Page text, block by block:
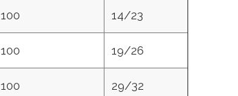
100 14/23
100 19/26
100 29/32